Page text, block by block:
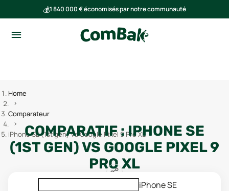
💰1 840 000 € économisés par notre communauté
Home
Comparateur
iPhone SE (1st gen) vs Google Pixel 9 Pro XL
COMPARATIF :IPHONE SE
(1ST GEN)VS GOOGLE PIXEL 9
PRO XL
iPhone SE